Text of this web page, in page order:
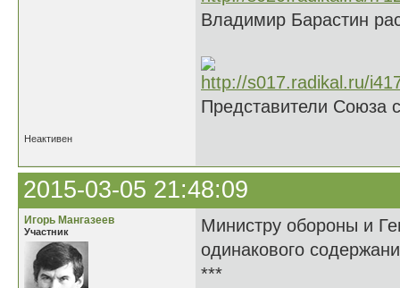
Владимир Барастин
Представители Союза
Неактивен
2015-03-05 21:48:09
Игорь Мангазеев
Участник
Министру обороны и
одинакового
***